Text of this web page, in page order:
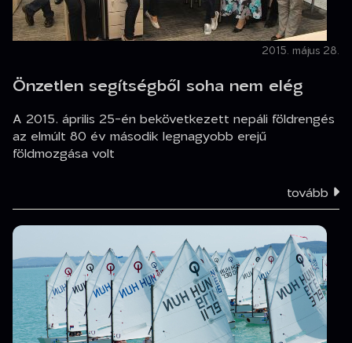
2015. május 28.
Önzetlen segítségből soha nem elég
A 2015. április 25-én bekövetkezett nepáli földrengés
az elmúlt 80 év második legnagyobb erejű
földmozgása volt
tovább